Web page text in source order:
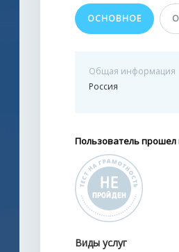
ОСНОВНОЕ
Общая информация
Россия
Пользователь прошел
Виды услуг